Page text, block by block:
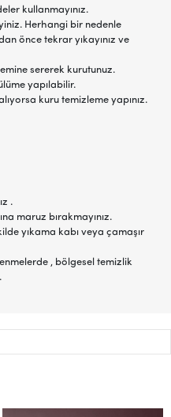
kullanmayınız.
Herhangi bir nedenle
önce tekrar yıkayınız ve
sererek kurutunuz.
yapılabilir.
kuru temizleme yapınız.
.
maruz bırakmayınız.
yıkama kabı veya çamaşır
, bölgesel temizlik